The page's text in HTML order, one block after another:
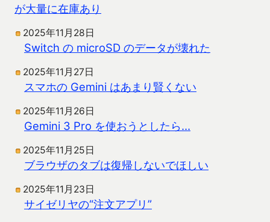
が大量に在庫あり
2025年11月28日
Switch の microSD のデータが壊れた
2025年11月27日
スマホの Gemini はあまり賢くない
2025年11月26日
Gemini 3 Pro を使おうとしたら…
2025年11月25日
ブラウザのタブは復帰しないでほしい
2025年11月23日
サイゼリヤの“注文アプリ”